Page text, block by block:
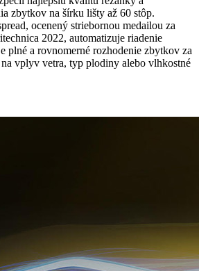
zbytkov na šírku lišty až 60 stôp.
ocenený striebornou medailou za
2022, automatizuje riadenie
plné a rovnomerné rozhodenie zbytkov za
vplyv vetra, typ plodiny alebo vlhkostné